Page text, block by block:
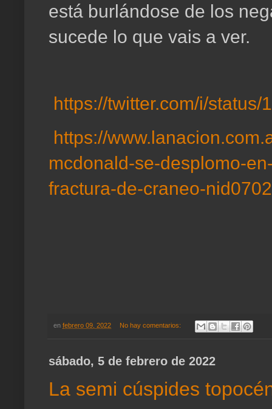
está burlándose de los
sucede lo que vais a ver.
https://twitter.com/i/
https://
mcdonald-se-desplomo-
fractura-de-craneo-
en febrero 09, 2022 No hay comentarios:
sábado, 5 de febrero de 2022
La semi cúspides